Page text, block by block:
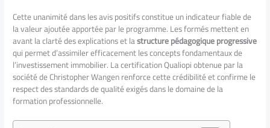
Cette unanimité dans les avis positifs constitue un indicateur fiable de
la valeur ajoutée apportée par le programme. Les formés mettent en
avant la clarté des explications et lastructure pédagogique progressive
qui permet d’assimiler efficacement les concepts fondamentaux de
l’investissement immobilier. La certification Qualiopi obtenue par la
société de Christopher Wangen renforce cette crédibilité et confirme le
respect des standards de qualité exigés dans le domaine de la
formation professionnelle.